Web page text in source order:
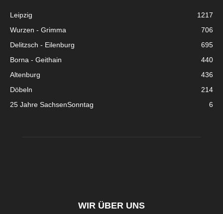
Leipzig
1217
Wurzen - Grimma
706
Delitzsch - Eilenburg
695
Borna - Geithain
440
Altenburg
436
Döbeln
214
25 Jahre SachsenSonntag
6
WIR ÜBER UNS